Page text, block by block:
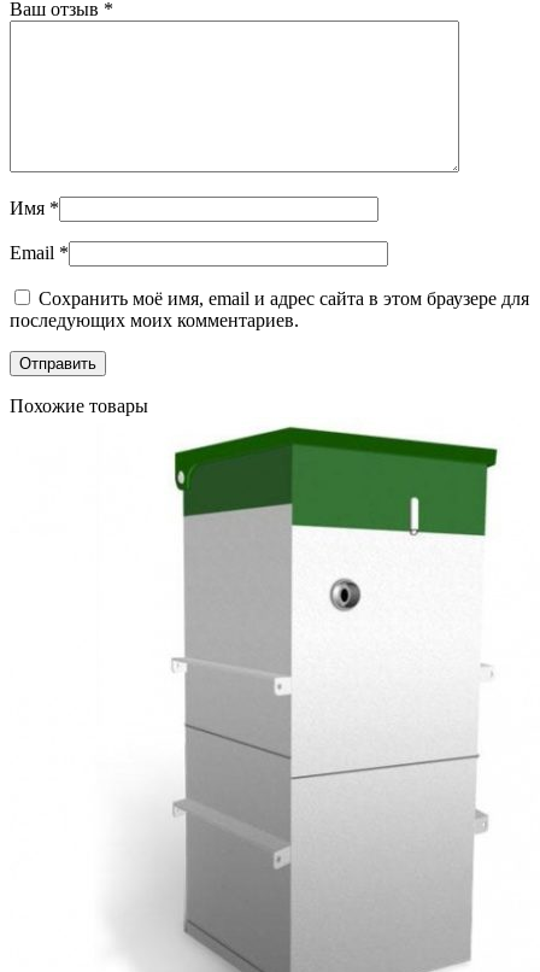
Ваш отзыв *
Имя *
Email *
Сохранить моё имя, email и адрес сайта в этом браузере для
последующих моих комментариев.
Похожие товары